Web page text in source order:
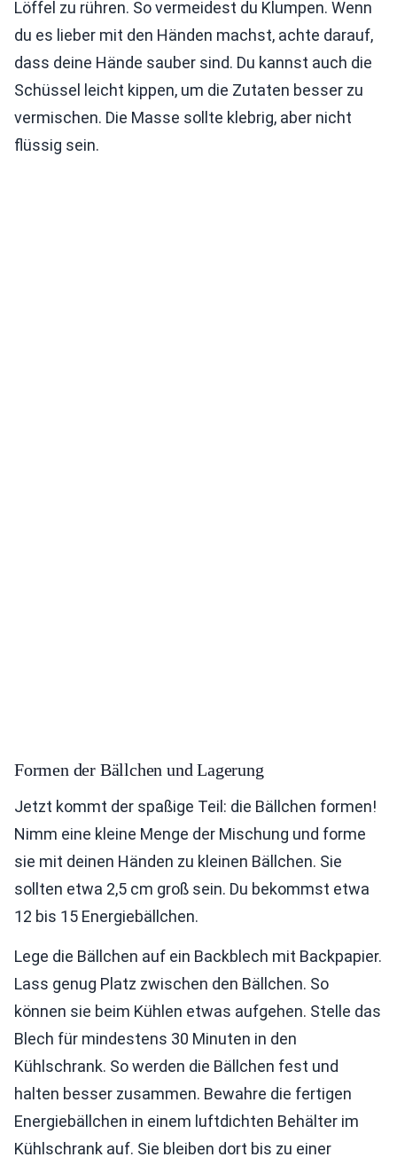
Löffel zu rühren. So vermeidest du Klumpen. Wenn
du es lieber mit den Händen machst, achte darauf,
dass deine Hände sauber sind. Du kannst auch die
Schüssel leicht kippen, um die Zutaten besser zu
vermischen. Die Masse sollte klebrig, aber nicht
flüssig sein.
Formen der Bällchen und Lagerung
Jetzt kommt der spaßige Teil: die Bällchen formen!
Nimm eine kleine Menge der Mischung und forme
sie mit deinen Händen zu kleinen Bällchen. Sie
sollten etwa 2,5 cm groß sein. Du bekommst etwa
12 bis 15 Energiebällchen.
Lege die Bällchen auf ein Backblech mit Backpapier.
Lass genug Platz zwischen den Bällchen. So
können sie beim Kühlen etwas aufgehen. Stelle das
Blech für mindestens 30 Minuten in den
Kühlschrank. So werden die Bällchen fest und
halten besser zusammen. Bewahre die fertigen
Energiebällchen in einem luftdichten Behälter im
Kühlschrank auf. Sie bleiben dort bis zu einer